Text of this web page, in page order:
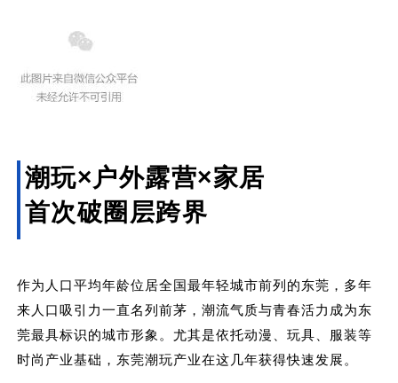
潮玩×户外露营×家居
首次破圈层跨界
作为人口平均年龄位居全国最年轻城市前列的东莞，多年
来人口吸引力一直名列前茅，潮流气质与青春活力成为东
莞最具标识的城市形象。尤其是依托动漫、玩具、服装等
时尚产业基础，东莞潮玩产业在这几年获得快速发展。